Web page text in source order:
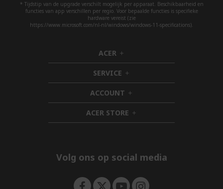
* Tijdstip van de upgrade verschilt mogelijk per apparaat. Beschikbaarheid en
functies van app verschillen per regio. Voor bepaalde functies is specifieke
hardware vereist (zie
https://www.microsoft.com/nl-nl/windows/windows-11-specifications).
ACER h
i
d
d
e
n
SERVICE h
i
d
d
e
n
ACCOUNT h
i
d
d
ACER STORE h
i
e
Volg ons op social media